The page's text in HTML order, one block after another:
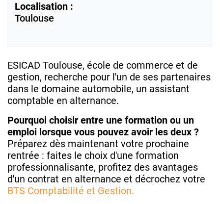
Localisation :
Toulouse
ESICAD Toulouse, école de commerce et de
gestion, recherche pour l'un de ses partenaires
dans le domaine automobile, un assistant
comptable en alternance.
Pourquoi choisir entre une formation ou un
emploi lorsque vous pouvez avoir les deux ?
Préparez dès maintenant votre prochaine
rentrée : faites le choix d'une formation
professionnalisante, profitez des avantages
d'un contrat en alternance et décrochez votre
BTS Comptabilité et Gestion.